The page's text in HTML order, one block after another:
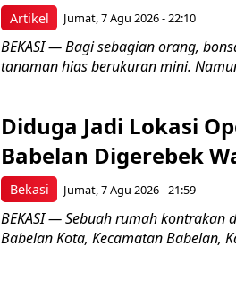
Artikel Jumat, 7 Agu 2026 - 22:10
BEKASI — Bagi sebagian orang,
tanaman hias berukuran mini.
Bekasi
Diduga Jadi Lokasi
Babelan Digerebek
Jumat, 7 Agu 2026 - 21:59
BEKASI — Sebuah rumah kontrakan
Babelan Kota, Kecamatan Babelan,